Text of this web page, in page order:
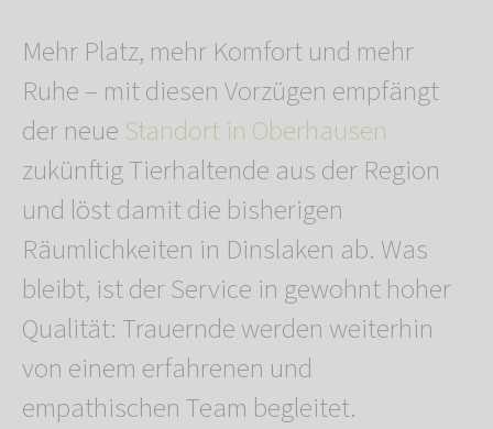
Mehr Platz, mehr Komfort und mehr
Ruhe – mit diesen Vorzügen empfängt
der neueStandort in Oberhausen
zukünftig Tierhaltende aus der Region
und löst damit die bisherigen
Räumlichkeiten in Dinslaken ab. Was
bleibt, ist der Service in gewohnt hoher
Qualität: Trauernde werden weiterhin
von einem erfahrenen und
empathischen Team begleitet.